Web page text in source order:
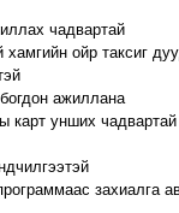
чадвартай
хамгийн ойр таксиг
ажиллана
карт унших
захиалга